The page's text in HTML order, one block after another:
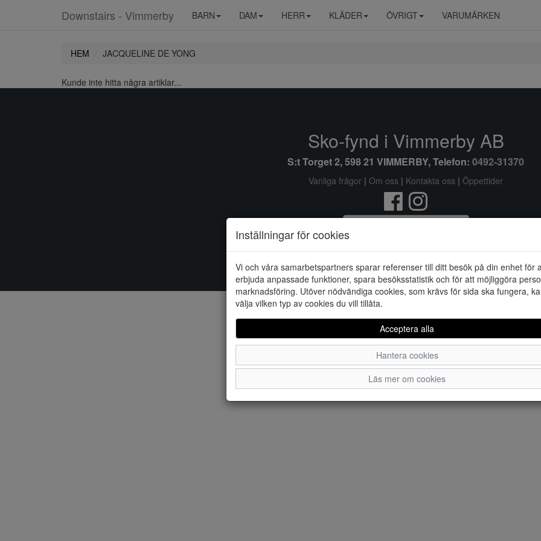
Downstairs - Vimmerby BARN DAM HERR KLÄDER ÖVRIGT VARUMÄRKEN
HEM JACQUELINE DE YONG
Kunde inte hitta några artiklar...
Inställningar för cookies
Vi och våra samarbetspartners sparar referenser till ditt besök på din enhet för
erbjuda anpassade funktioner, spara besöksstatistik och för att möjliggöra
marknadsföring. Utöver nödvändiga cookies, som krävs för sida ska fungera,
välja vilken typ av cookies du vill tillåta.
Acceptera alla
Hantera cookies
Läs mer om cookies
Sko-fynd i Vimmerby AB
S:t Torget 2, 598 21 VIMMERBY, Telefon: 0492-31370
Vanliga frågor | Om oss | Kontakta oss | Öppettider
© Sko-fynd i Vimmerby AB 2026 i samarbete medFlexicon